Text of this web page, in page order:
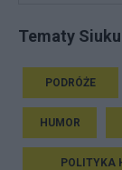
Tematy
PODRÓŻE
HUMOR
POLITYKA